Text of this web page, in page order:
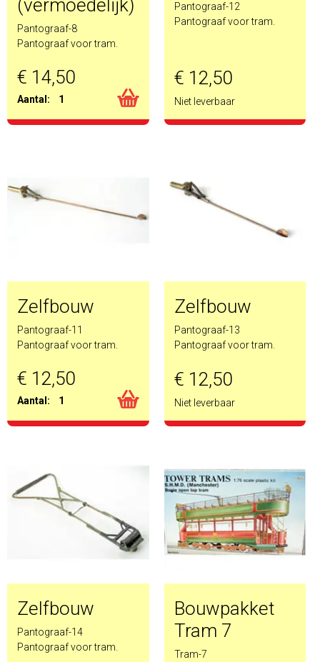
(vermoedelijk)
Pantograaf-8
Pantograaf voor tram.
€ 14,50
Aantal: 1
Pantograaf-12
Pantograaf voor tram.
€ 12,50
Niet leverbaar
Zelfbouw
Pantograaf-11
Pantograaf voor tram.
€ 12,50
Aantal: 1
Zelfbouw
Pantograaf-13
Pantograaf voor tram.
€ 12,50
Niet leverbaar
Zelfbouw
Pantograaf-14
Pantograaf voor tram.
Bouwpakket
Tram 7
Tram-7